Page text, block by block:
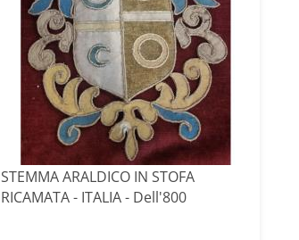
STEMMA ARALDICO IN STOFA
RICAMATA - ITALIA - Dell'800